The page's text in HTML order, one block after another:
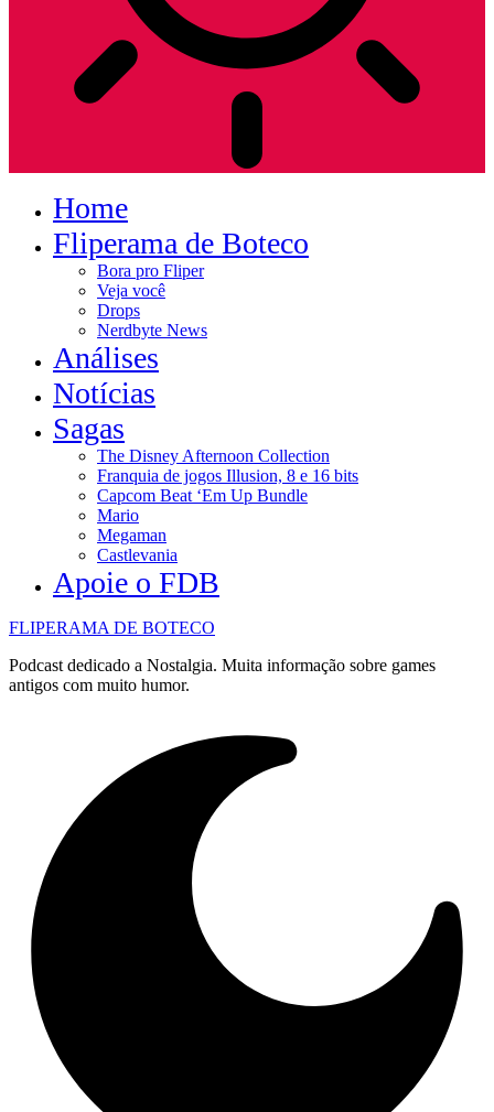
Home
Fliperama de Boteco
Bora pro Fliper
Veja você
Drops
Nerdbyte News
Análises
Notícias
Sagas
The Disney Afternoon Collection
Franquia de jogos Illusion, 8 e 16 bits
Capcom Beat ‘Em Up Bundle
Mario
Megaman
Castlevania
Apoie o FDB
FLIPERAMA DE BOTECO
Podcast dedicado a Nostalgia. Muita informação sobre games
antigos com muito humor.